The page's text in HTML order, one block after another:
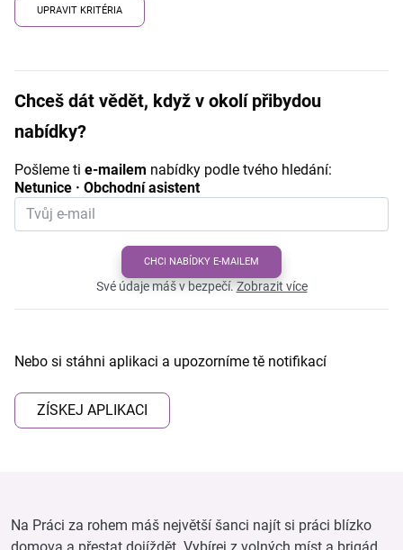
UPRAVIT KRITÉRIA
Chceš dát vědět, když v okolí přibydou
nabídky?
Pošleme ti e-mailem nabídky podle tvého hledání:
Netunice · Obchodní asistent
CHCI NABÍDKY E-MAILEM
Své údaje máš v bezpečí.Zobrazit více
Nebo si stáhni aplikaci a upozorníme tě notifikací
ZÍSKEJ APLIKACI
Na Práci za rohem máš největší šanci najít si práci blízko
domova a přestat dojíždět. Vybírej z volných míst a brigád